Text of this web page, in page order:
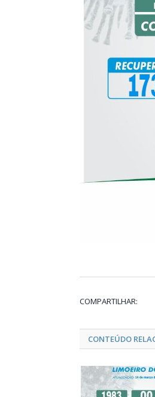
COMPARTILHAR:
CONTEÚDO